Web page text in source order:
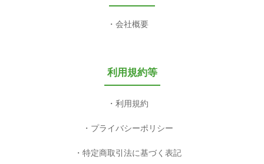
会社概要
利用規約等
利用規約
プライバシーポリシー
特定商取引法に基づく表記